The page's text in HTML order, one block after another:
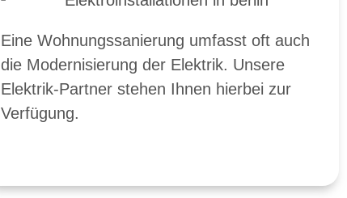
Eine Wohnungssanierung umfasst oft auch
die Modernisierung der Elektrik. Unsere
Elektrik-Partner stehen Ihnen hierbei zur
Verfügung.